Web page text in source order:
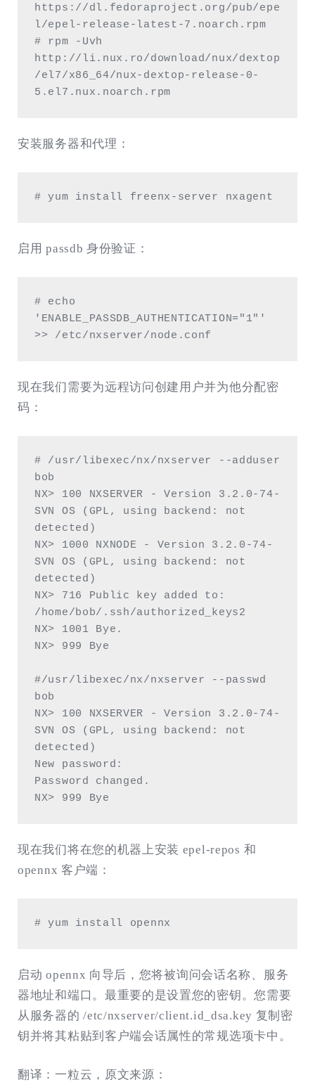
https://dl.fedoraproject.org/pub/epe
l/epel-release-latest-7.noarch.rpm
# rpm -Uvh
http://li.nux.ro/download/nux/dextop
/el7/x86_64/nux-dextop-release-0-
5.el7.nux.noarch.rpm
安装服务器和代理：
# yum install freenx-server nxagent
启用 passdb 身份验证：
# echo
'ENABLE_PASSDB_AUTHENTICATION="1"'
>> /etc/nxserver/node.conf
现在我们需要为远程访问创建用户并为他分配密
码：
# /usr/libexec/nx/nxserver --adduser
bob
NX> 100 NXSERVER - Version 3.2.0-74-
SVN OS (GPL, using backend: not
detected)
NX> 1000 NXNODE - Version 3.2.0-74-
SVN OS (GPL, using backend: not
detected)
NX> 716 Public key added to:
/home/bob/.ssh/authorized_keys2
NX> 1001 Bye.
NX> 999 Bye
#/usr/libexec/nx/nxserver --passwd
bob
NX> 100 NXSERVER - Version 3.2.0-74-
SVN OS (GPL, using backend: not
detected)
New password:
Password changed.
NX> 999 Bye
现在我们将在您的机器上安装 epel-repos 和
opennx 客户端：
# yum install opennx
启动 opennx 向导后，您将被询问会话名称、服务
器地址和端口。最重要的是设置您的密钥。您需要
从服务器的 /etc/nxserver/client.id_dsa.key 复制密
钥并将其粘贴到客户端会话属性的常规选项卡中。
翻译：一粒云，原文来源：